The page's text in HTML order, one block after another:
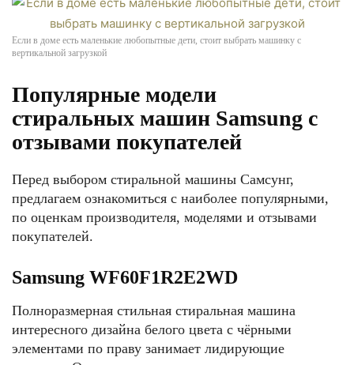
Если в доме есть маленькие любопытные дети, стоит выбрать машинку с
вертикальной загрузкой
Популярные модели
стиральных машин Samsung с
отзывами покупателей
Перед выбором стиральной машины Самсунг,
предлагаем ознакомиться с наиболее популярными,
по оценкам производителя, моделями и отзывами
покупателей.
Samsung WF60F1R2E2WD
Полноразмерная стильная стиральная машина
интересного дизайна белого цвета с чёрными
элементами по праву занимает лидирующие